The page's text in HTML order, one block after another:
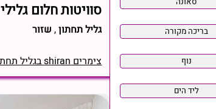
סוויטות חלום גלילי
גליל תחתון, שזור
צימרים shiran בגליל תחתון